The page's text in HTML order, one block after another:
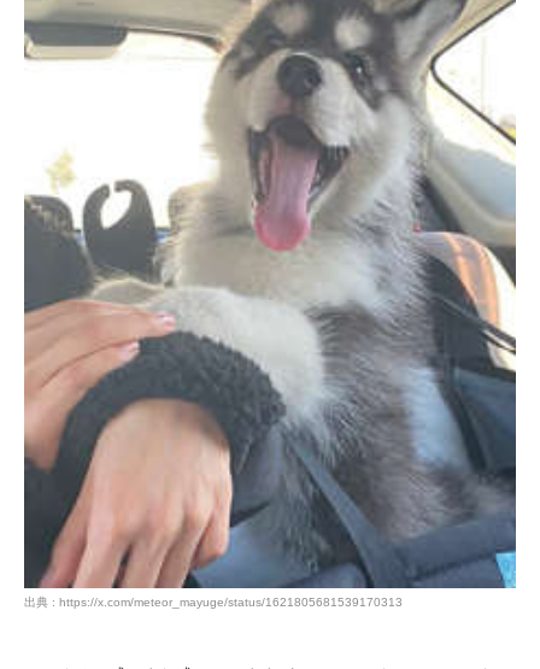
出典 : https://x.com/meteor_mayuge/status/1621805681539170313